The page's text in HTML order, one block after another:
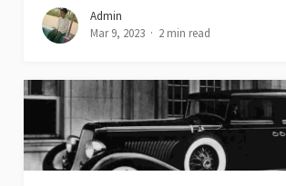
Admin
Mar 9, 2023
2 min read